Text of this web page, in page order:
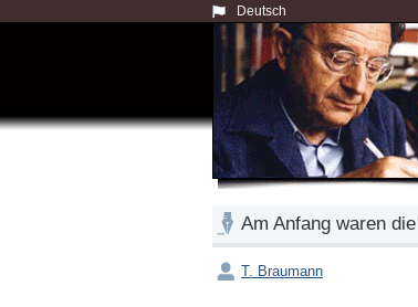
Deutsch
Am Anfang waren
T. Braumann